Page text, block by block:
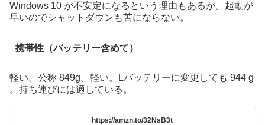
Windows 10 が不安定になるという理由もあるが。起動が
早いのでシャットダウンも苦にならない。
携帯性（バッテリー含めて）
軽い。公称 849g。軽い。Lバッテリーに変更しても 944 g
。持ち運びには適している。
https://amzn.to/32NsB3t